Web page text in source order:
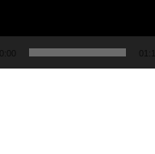
00:00 01:18